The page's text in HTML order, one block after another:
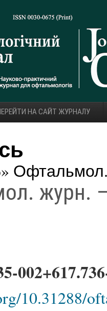
НА САЙТ ЖУРНАЛУ
журн.
10.31288/